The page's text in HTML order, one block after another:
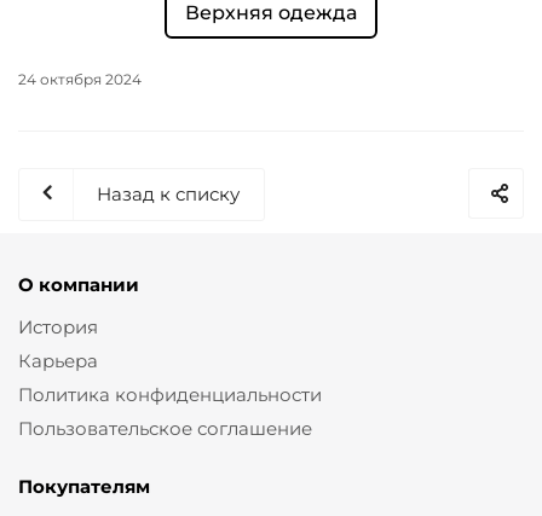
Верхняя одежда
24 октября 2024
Назад к списку
О компании
История
Карьера
Политика конфиденциальности
Пользовательское соглашение
Покупателям